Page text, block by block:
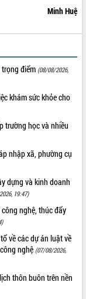
Minh Huệ
điểm (08/08/2026,
khám sức khỏe cho
trường học và nhiều
nhập xã, phường cụ
dựng và kinh doanh
19:47)
nghệ, thúc đẩy
về các dự án luật về
nghệ (07/08/2026,
thôn buôn trên nền